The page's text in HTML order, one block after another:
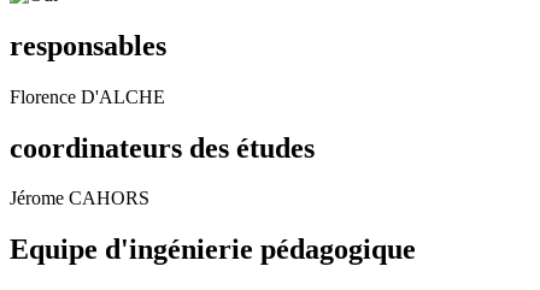
responsables
Florence D'ALCHE
coordinateurs des études
Jérome CAHORS
Equipe d'ingénierie pédagogique